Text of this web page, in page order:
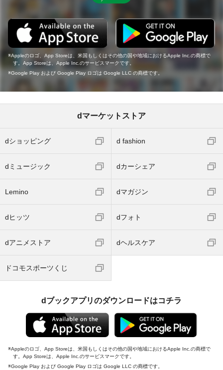
Appleのロゴ、App Storeは、米国もしくはその他の国や地域におけるApple Inc.の商標で
す。App Storeは、Apple Inc.のサービスマークです。
Google Play および Google Play ロゴは Google LLC の商標です。
dマーケットストア
dショッピング d fashion
dミュージック dカーシェア
Lemino dマガジン
dヒッツ dフォト
dアニメストア dヘルスケア
ドコモスポーツくじ
dブックアプリのダウンロードはコチラ
Appleのロゴ、App Storeは、米国もしくはその他の国や地域におけるApple Inc.の商標で
す。App Storeは、Apple Inc.のサービスマークです。
Google Play および Google Play ロゴは Google LLC の商標です。